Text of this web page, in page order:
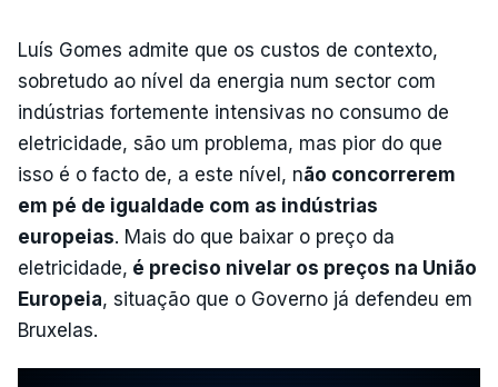
Luís Gomes admite que os custos de contexto,
sobretudo ao nível da energia num sector com
indústrias fortemente intensivas no consumo de
eletricidade, são um problema, mas pior do que
isso é o facto de, a este nível, não concorrerem
em pé de igualdade com as indústrias
europeias. Mais do que baixar o preço da
eletricidade, é preciso nivelar os preços na União
Europeia, situação que o Governo já defendeu em
Bruxelas.